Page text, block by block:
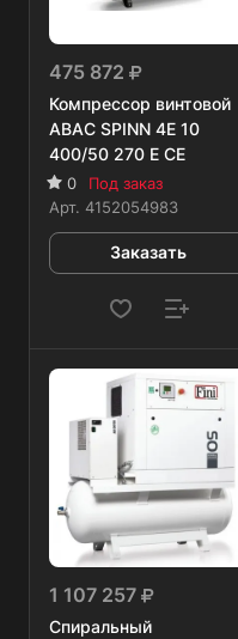
475 872
Компрессор винтовой
ABAC SPINN 4E 10
400/50 270 E CE
0
Под заказ
Арт. 4152054983
Заказать
1 107 257
Спиральный